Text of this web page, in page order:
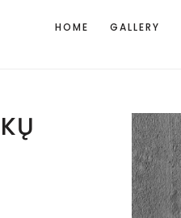
HOME GALLERY